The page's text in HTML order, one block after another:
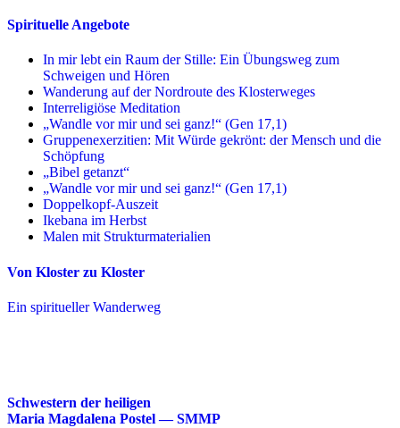
Spirituelle Angebote
In mir lebt ein Raum der Stille: Ein Übungsweg zum
Schweigen und Hören
Wanderung auf der Nordroute des Klosterweges
Interreligiöse Meditation
„Wandle vor mir und sei ganz!“ (Gen 17,1)
Gruppenexerzitien: Mit Würde gekrönt: der Mensch und die
Schöpfung
„Bibel getanzt“
„Wandle vor mir und sei ganz!“ (Gen 17,1)
Doppelkopf-Auszeit
Ikebana im Herbst
Malen mit Strukturmaterialien
Von Kloster zu Kloster
Ein spiritueller Wanderweg
Schwestern der heiligen
Maria Magdalena Postel — SMMP